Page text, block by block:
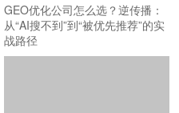
GEO优化公司怎么选？逆传播：
从“AI搜不到”到“被优先推荐”的实
战路径